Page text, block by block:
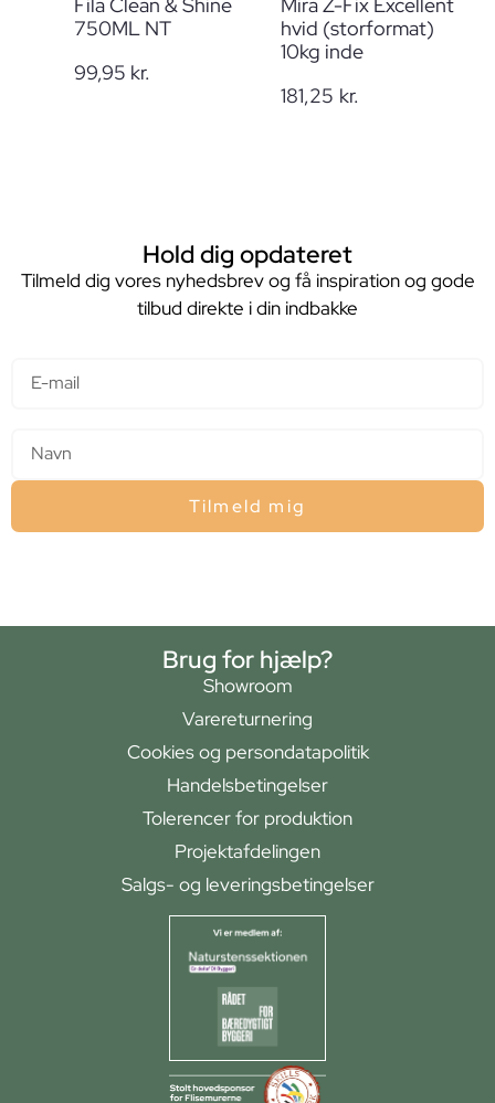
Fila Clean & Shine
750ML NT
99,95 kr.
Mira Z-Fix Excellent
hvid (storformat)
10kg inde
181,25 kr.
Hold dig opdateret
Tilmeld dig vores nyhedsbrev og få inspiration og gode
tilbud direkte i din indbakke
Tilmeld mig
Brug for hjælp?
Showroom
Varereturnering
Cookies og persondatapolitik
Handelsbetingelser
Tolerencer for produktion
Projektafdelingen
Salgs- og leveringsbetingelser